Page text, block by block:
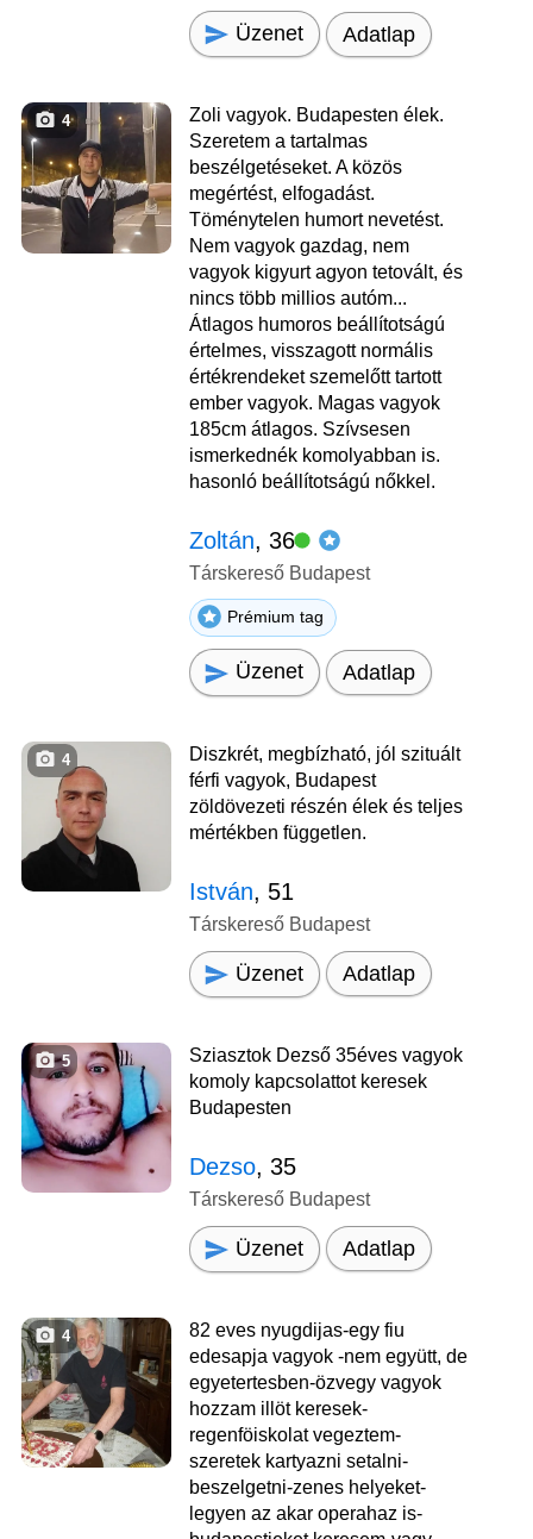
Üzenet Adatlap
4
Zoli vagyok. Budapesten élek.
Szeretem a tartalmas
beszélgetéseket. A közös
megértést, elfogadást.
Töménytelen humort nevetést.
Nem vagyok gazdag, nem
vagyok kigyurt agyon tetovált, és
nincs több millios autóm...
Átlagos humoros beállítotságú
értelmes, visszagott normális
értékrendeket szemelőtt tartott
ember vagyok. Magas vagyok
185cm átlagos. Szívsesen
ismerkednék komolyabban is.
hasonló beállítotságú nőkkel.
Zoltán, 36
Társkereső Budapest
Prémium tag
Üzenet Adatlap
4
Diszkrét, megbízható, jól szituált
férfi vagyok, Budapest
zöldövezeti részén élek és teljes
mértékben független.
István, 51
Társkereső Budapest
Üzenet Adatlap
5
Sziasztok Dezső 35éves vagyok
komoly kapcsolattot keresek
Budapesten
Dezso, 35
Társkereső Budapest
Üzenet Adatlap
4
82 eves nyugdijas-egy fiu
edesapja vagyok -nem együtt, de
egyetertesben-özvegy vagyok
hozzam illöt keresek-
regenföiskolat vegeztem-
szeretek kartyazni setalni-
beszelgetni-zenes helyeket-
legyen az akar operahaz is-